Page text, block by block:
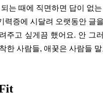
는 때에 직면하면 답이 없
증에 시달려 오랫동안 글
주고 싶게끔 했어요. 안 그
한 사람들, 애꿎은 사람들